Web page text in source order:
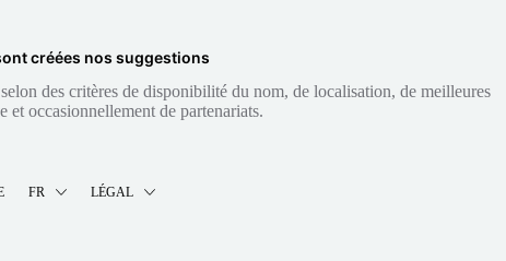
créées nos suggestions
des critères de disponibilité du nom, de localisation, de meilleures
et occasionnellement de partenariats.
FR LÉGAL